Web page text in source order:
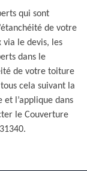
qui sont
de votre
le devis, les
dans le
de votre toiture
cela suivant la
et l’applique dans
le Couverture